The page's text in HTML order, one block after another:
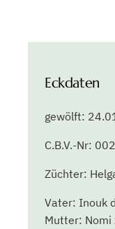
Farbe: rot-weiß
Größe: 49
HD: B2